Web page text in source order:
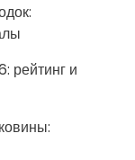
рейтинг и